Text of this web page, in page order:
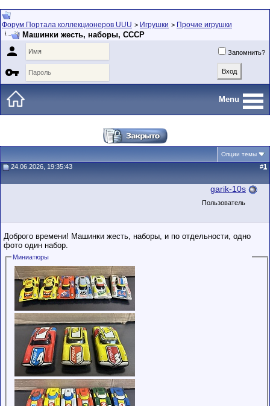
Форум Портала коллекционеров UUU > Игрушки > Прочие игрушки
Машинки жесть, наборы, СССР
 Запомнить?

Menu
Опции темы
24.06.2026, 19:35:43 #1
garik-10s
Пользователь
Доброго времени! Машинки жесть, наборы, и по отдельности, одно
фото один набор.
Миниатюры